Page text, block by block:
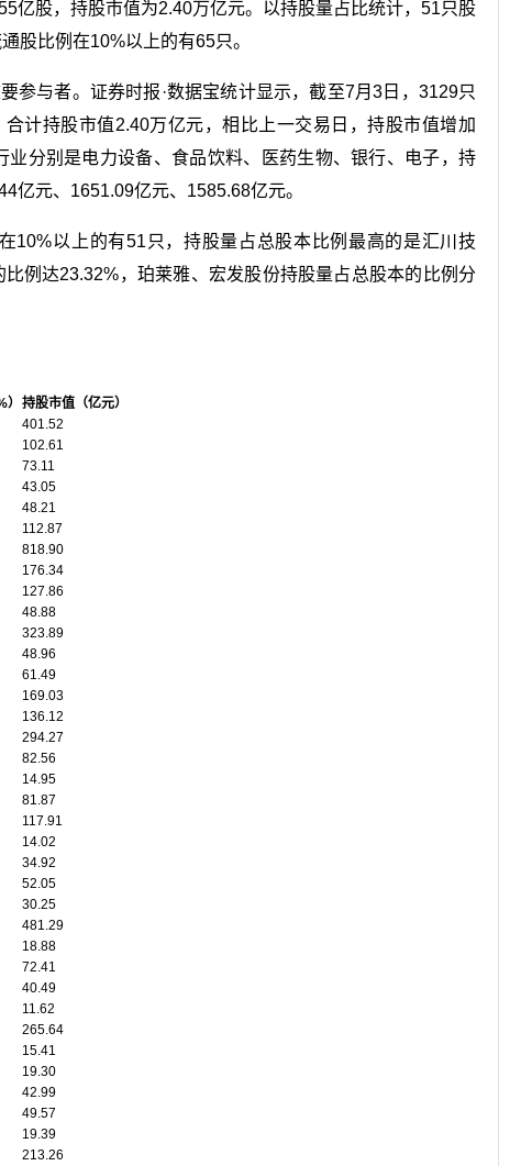
亿股，持股市值为2.40万亿元。以持股量占比统计，51只股
股比例在10%以上的有65只。
参与者。证券时报·数据宝统计显示，截至7月3日，3129只
计持股市值2.40万亿元，相比上一交易日，持股市值增加
分别是电力设备、食品饮料、医药生物、银行、电子，持
亿元、1651.09亿元、1585.68亿元。
10%以上的有51只，持股量占总股本比例最高的是汇川技
例达23.32%，珀莱雅、宏发股份持股量占总股本的比例分
持股市值（亿元）
401.52
102.61
73.11
43.05
48.21
112.87
818.90
176.34
127.86
48.88
323.89
48.96
61.49
169.03
136.12
294.27
82.56
14.95
81.87
117.91
14.02
34.92
52.05
30.25
481.29
18.88
72.41
40.49
11.62
265.64
15.41
19.30
42.99
49.57
19.39
213.26